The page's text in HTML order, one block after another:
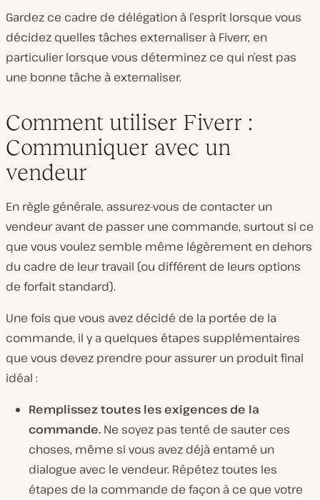
Gardez ce cadre de délégation à l’esprit lorsque vous
décidez quelles tâches externaliser à Fiverr, en
particulier lorsque vous déterminez ce qui n’est pas
une bonne tâche à externaliser.
Comment utiliser Fiverr :
Communiquer avec un
vendeur
En règle générale, assurez-vous de contacter un
vendeur avant de passer une commande, surtout si ce
que vous voulez semble même légèrement en dehors
du cadre de leur travail (ou différent de leurs options
de forfait standard).
Une fois que vous avez décidé de la portée de la
commande, il y a quelques étapes supplémentaires
que vous devez prendre pour assurer un produit final
idéal :
Remplissez toutes les exigences de la
commande. Ne soyez pas tenté de sauter ces
choses, même si vous avez déjà entamé un
dialogue avec le vendeur. Répétez toutes les
étapes de la commande de façon à ce que votre